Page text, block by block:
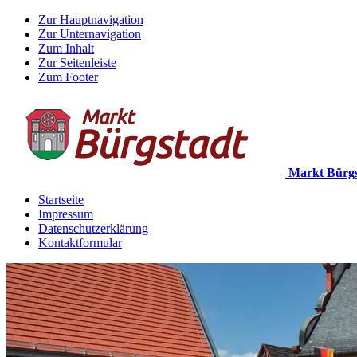
Zur Hauptnavigation
Zur Unternavigation
Zum Inhalt
Zur Seitenleiste
Zum Footer
Markt
Startseite
Impressum
Datenschutzerklärung
Kontaktformular